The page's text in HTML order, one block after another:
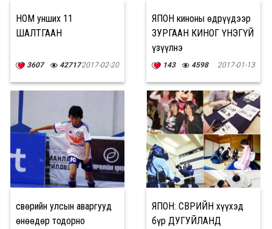
НОМ унших 11
ШАЛТГААН
3607 427172017-02-20
ЯПОН киноны өдрүүдээр
ЗУРГААН КИНОГ ҮНЭГҮЙ
үзүүлнэ
143 4598 2017-01-13
Өсвөрийн улсын аваргууд
өнөөдөр тодорно
ЯПОН: ӨСВӨРИЙН хүүхэд
бүр ДУГУЙЛАНД